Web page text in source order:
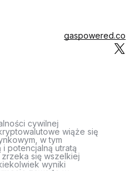
gaspowered.co
cywilnej
wiąże się
w tym
i potencjalną utratą
zrzeka się wszelkiej
wyniki